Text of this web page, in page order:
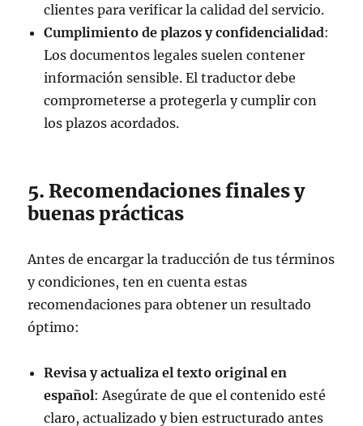
clientes para verificar la calidad del servicio.
Cumplimiento de plazos y confidencialidad:
Los documentos legales suelen contener
información sensible. El traductor debe
comprometerse a protegerla y cumplir con
los plazos acordados.
5. Recomendaciones finales y
buenas prácticas
Antes de encargar la traducción de tus términos
y condiciones, ten en cuenta estas
recomendaciones para obtener un resultado
óptimo:
Revisa y actualiza el texto original en
español: Asegúrate de que el contenido esté
claro, actualizado y bien estructurado antes